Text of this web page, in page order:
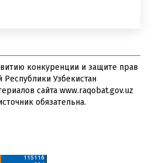
конкуренции и защите прав
Республики Узбекистан
сайта www.raqobat.gov.uz
обязательна.